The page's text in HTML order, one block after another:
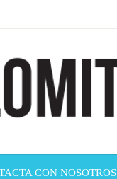
CON NOSOTROS